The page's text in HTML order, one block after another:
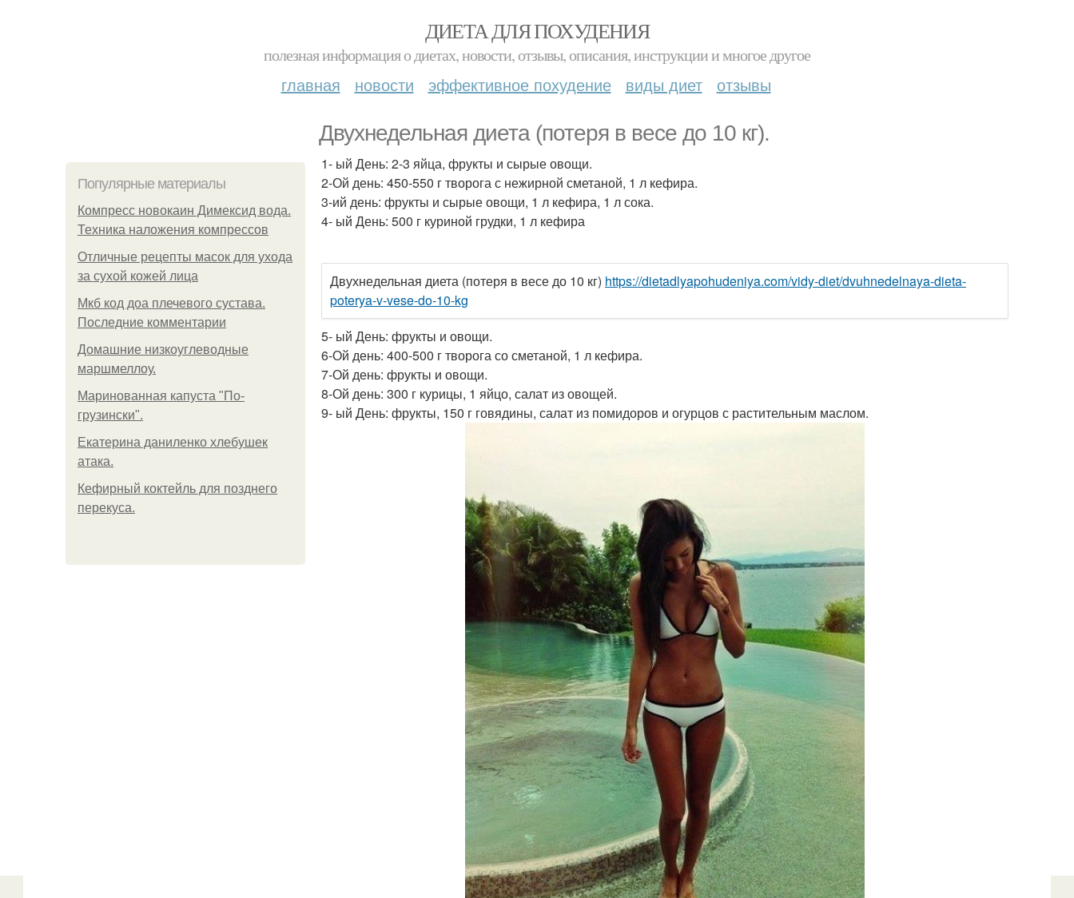
ДИЕТА ДЛЯ ПОХУДЕНИЯ
полезная информация о диетах, новости, отзывы, описания, инструкции и многое другое
главная новости эффективное похудение виды диет отзывы
Двухнедельная диета (потеря в весе до 10 кг).
Популярные материалы
Компресс новокаин Димексид вода.
Техника наложения компрессов
Отличные рецепты масок для ухода
за сухой кожей лица
Мкб код доа плечевого сустава.
Последние комментарии
Домашние низкоуглеводные
маршмеллоу.
Маринованная капуста "По-
грузински".
Екатерина даниленко хлебушек
атака.
Кефирный коктейль для позднего
перекуса.
1- ый День: 2-3 яйца, фрукты и сырые овощи.
2-Ой день: 450-550 г творога с нежирной сметаной, 1 л кефира.
3-ий день: фрукты и сырые овощи, 1 л кефира, 1 л сока.
4- ый День: 500 г куриной грудки, 1 л кефира
Двухнедельная диета (потеря в весе до 10 кг) https://dietadlyapohudeniya.com/vidy-diet/dvuhnedelnaya-dieta-
poterya-v-vese-do-10-kg
5- ый День: фрукты и овощи.
6-Ой день: 400-500 г творога со сметаной, 1 л кефира.
7-Ой день: фрукты и овощи.
8-Ой день: 300 г курицы, 1 яйцо, салат из овощей.
9- ый День: фрукты, 150 г говядины, салат из помидоров и огурцов с растительным маслом.